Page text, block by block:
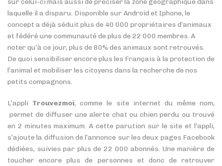
sur celui-ci mais aussi de préciser la zone géographique dans
laquelle il a disparu. Disponible sur Android et Iphone, le
concept a déjà séduit plus de 40 000 propriétaires d’animaux
et fédéré une communauté de plus de 22 000 membres. A
noter qu’à ce jour, plus de 80% des animaux sont retrouvés.
De quoi sensibiliser encore plus les Français à la protection de
l’animal et mobiliser les citoyens dans la recherche de nos
petits compagnons.
L’appli Trouvezmoi, comme le site internet du même nom,
permet de diffuser une alerte chat ou chien perdu ou trouvé
en 2 minutes maximum. A cette parution sur le site et l’appli,
s’ajoute la diffusion de l’annonce sur les deux pages Facebook
dédiées, suivies par plus de 22 000 abonnés. Une manière de
toucher encore plus de personnes et donc de retrouver